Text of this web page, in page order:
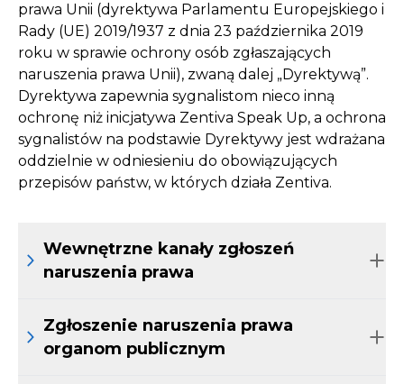
prawa Unii (dyrektywa Parlamentu Europejskiego i
Rady (UE) 2019/1937 z dnia 23 października 2019
roku w sprawie ochrony osób zgłaszających
naruszenia prawa Unii), zwaną dalej „Dyrektywą”.
Dyrektywa zapewnia sygnalistom nieco inną
ochronę niż inicjatywa Zentiva Speak Up, a ochrona
sygnalistów na podstawie Dyrektywy jest wdrażana
oddzielnie w odniesieniu do obowiązujących
przepisów państw, w których działa Zentiva.
Wewnętrzne kanały zgłoszeń
naruszenia prawa
Zgłoszenie naruszenia prawa
organom publicznym